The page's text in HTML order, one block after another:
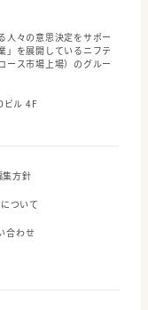
人々の意思決定をサポー
」を展開しているニフテ
ース市場上場）のグルー
ビル 4F
集方針
ついて
合わせ